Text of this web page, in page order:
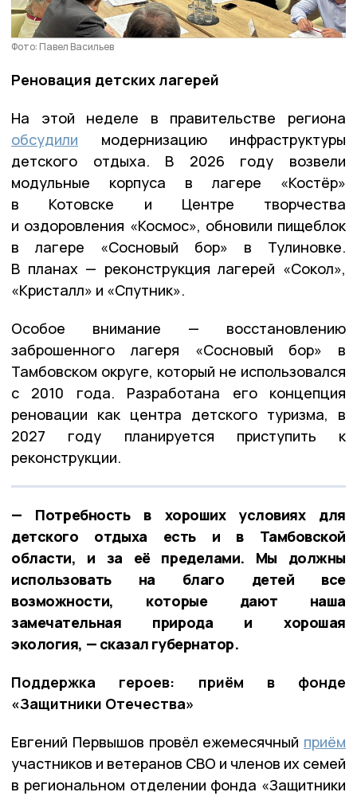
Фото: Павел Васильев
Реновация детских лагерей
На этой неделе в правительстве региона
обсудили модернизацию инфраструктуры
детского отдыха. В 2026 году возвели
модульные корпуса в лагере «Костёр»
в Котовске и Центре творчества
и оздоровления «Космос», обновили пищеблок
в лагере «Сосновый бор» в Тулиновке.
В планах — реконструкция лагерей «Сокол»,
«Кристалл» и «Спутник».
Особое внимание — восстановлению
заброшенного лагеря «Сосновый бор» в
Тамбовском округе, который не использовался
с 2010 года. Разработана его концепция
реновации как центра детского туризма, в
2027 году планируется приступить к
реконструкции.
— Потребность в хороших условиях для
детского отдыха есть и в Тамбовской
области, и за её пределами. Мы должны
использовать на благо детей все
возможности, которые дают наша
замечательная природа и хорошая
экология, — сказал губернатор.
Поддержка героев: приём в фонде
«Защитники Отечества»
Евгений Первышов провёл ежемесячный приём
участников и ветеранов СВО и членов их семей
в региональном отделении фонда «Защитники